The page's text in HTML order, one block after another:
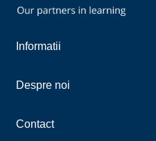
Informatii
Despre noi
Contact